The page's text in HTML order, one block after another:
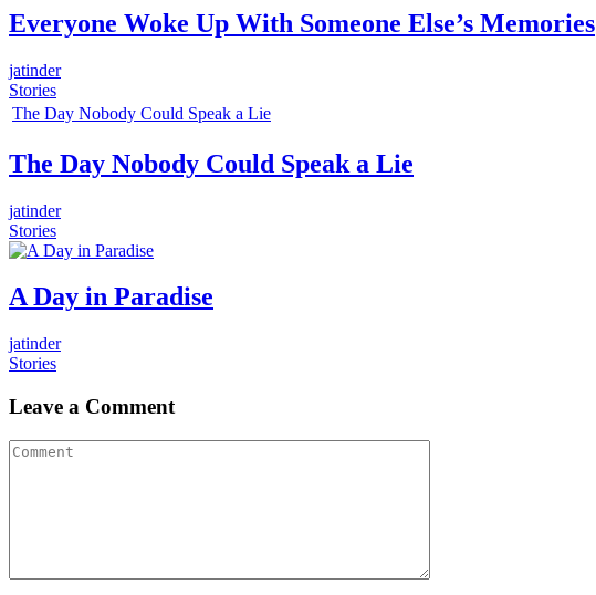
Everyone Woke Up With Someone Else’s Memories
jatinder
Stories
The Day Nobody Could Speak a Lie
The Day Nobody Could Speak a Lie
jatinder
Stories
A Day in Paradise
jatinder
Stories
Leave a Comment